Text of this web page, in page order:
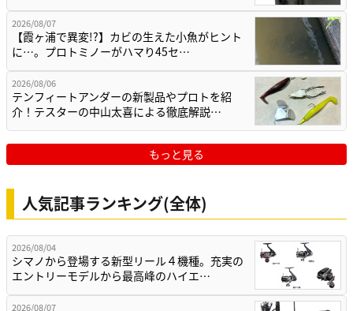
2026/08/07
【霞ヶ浦で異変!?】カビの生えた小魚がヒント
に…。プロトミノーがハマり45セ…
2026/08/06
テンフィートアンダーの新製品やプロトを紹
介！テスターの中山太喜による徹底解説…
もっと見る
人気記事ランキング(全体)
2026/08/04
シマノから登場する新型リール４機種。充実の
エントリーモデルから最高峰のハイエ…
2026/08/07